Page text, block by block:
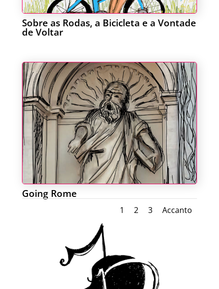
Sobre as Rodas, a Bicicleta e a Vontade
de Voltar
Going Rome
1 2 3 Accanto